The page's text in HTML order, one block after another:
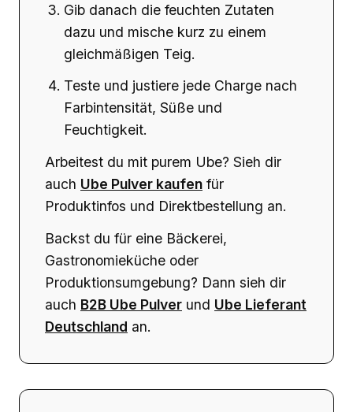
Gib danach die feuchten Zutaten
dazu und mische kurz zu einem
gleichmäßigen Teig.
Teste und justiere jede Charge nach
Farbintensität, Süße und
Feuchtigkeit.
Arbeitest du mit purem Ube? Sieh dir
auch Ube Pulver kaufen für
Produktinfos und Direktbestellung an.
Backst du für eine Bäckerei,
Gastronomieküche oder
Produktionsumgebung? Dann sieh dir
auch B2B Ube Pulver und Ube Lieferant
Deutschland an.